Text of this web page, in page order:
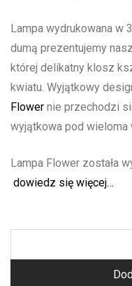
Lampa wydrukowana w
dumą prezentujemy
której delikatny klosz
kwiatu. Wyjątkowy
Flower nie przechodzi
wyjątkowa pod wieloma
Lampa Flower została
dowiedz się więcej…